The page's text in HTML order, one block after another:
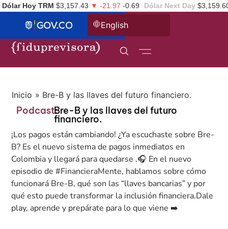
Dólar Hoy TRM $3,157.43 ▼ -21.97 -0.69 Dólar Next Day
English
Inicio » Bre-B y las llaves del futuro financiero.
Podcast:Bre-B y las llaves del futuro
financiero.
¡Los pagos están cambiando! ¿Ya escuchaste sobre Bre-
B? Es el nuevo sistema de pagos inmediatos en
Colombia y llegará para quedarse .🎧 En el nuevo
episodio de #FinancieraMente, hablamos sobre cómo
funcionará Bre-B, qué son las “llaves bancarias” y por
qué esto puede transformar la inclusión financiera.Dale
play, aprende y prepárate para lo que viene ➡️